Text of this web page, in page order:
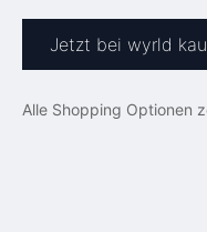
Jetzt bei wyrld
Alle Shopping Optionen